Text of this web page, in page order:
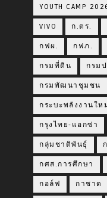
YOUTH CAMP
VIVO ก.ตร.
กฟผ. กฟภ.
กรมที่ดิน กรม
กรมพัฒนาชุมชน
กระบะพลังงานให
กรุงไทย-แอกซ่า
กลุ่มชาติพันธุ์
กศส.การศึกษา
กอล์ฟ กาชาด